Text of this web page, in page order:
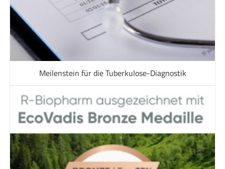
Meilenstein für die Tuberkulose-Diagnostik